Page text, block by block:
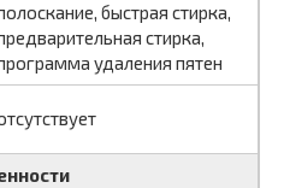
быстрая стирка,
стирка,
удаления пятен